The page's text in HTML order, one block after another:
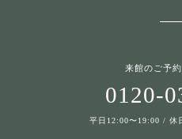
来館のご予
0120-
平日12:00〜19:00 / 休